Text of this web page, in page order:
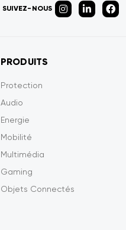
SUIVEZ-NOUS
PRODUITS
Protection
Audio
Energie
Mobilité
Multimédia
Gaming
Objets Connectés